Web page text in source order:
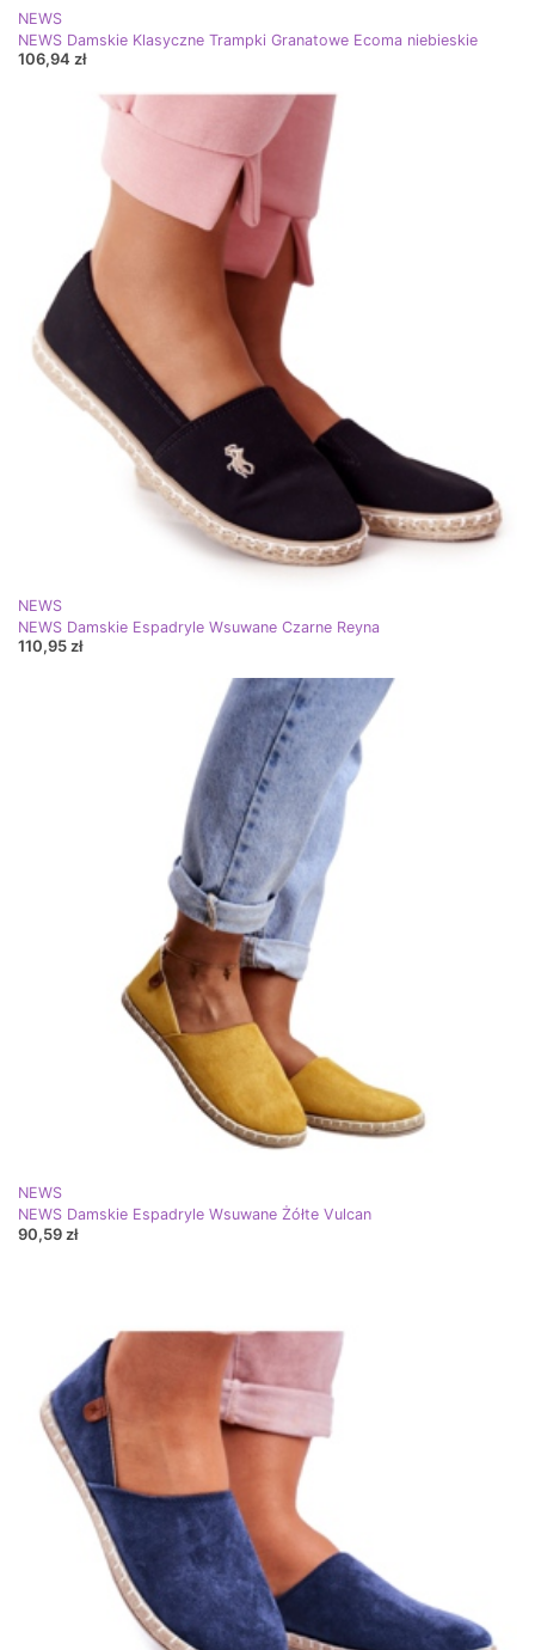
NEWS
NEWS Damskie Klasyczne Trampki Granatowe Ecoma niebieskie
106,94 zł
NEWS
NEWS Damskie Espadryle Wsuwane Czarne Reyna
110,95 zł
NEWS
NEWS Damskie Espadryle Wsuwane Żółte Vulcan
90,59 zł